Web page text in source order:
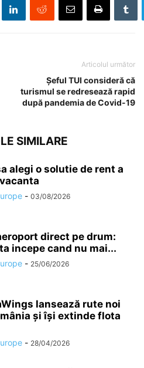
Articolul următor
Șeful TUI consideră că
turismul se redresează rapid
după pandemia de Covid-19
SIMILARE
alegi o solutie de rent a
- 03/08/2026
direct pe drum:
incepe cand nu mai...
- 25/06/2026
lansează rute noi
și își extinde flota
- 28/04/2026